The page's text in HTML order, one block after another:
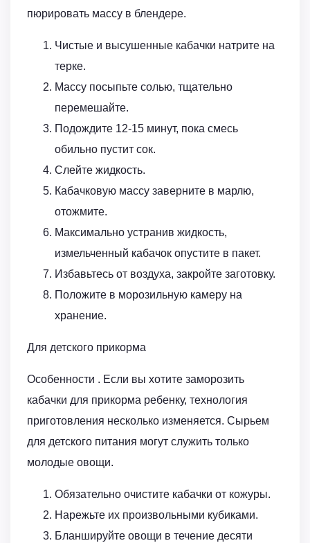
пюрировать массу в блендере.
Чистые и высушенные кабачки натрите на
терке.
Массу посыпьте солью, тщательно
перемешайте.
Подождите 12-15 минут, пока смесь
обильно пустит сок.
Слейте жидкость.
Кабачковую массу заверните в марлю,
отожмите.
Максимально устранив жидкость,
измельченный кабачок опустите в пакет.
Избавьтесь от воздуха, закройте заготовку.
Положите в морозильную камеру на
хранение.
Для детского прикорма
Особенности . Если вы хотите заморозить
кабачки для прикорма ребенку, технология
приготовления несколько изменяется. Сырьем
для детского питания могут служить только
молодые овощи.
Обязательно очистите кабачки от кожуры.
Нарежьте их произвольными кубиками.
Бланшируйте овощи в течение десяти